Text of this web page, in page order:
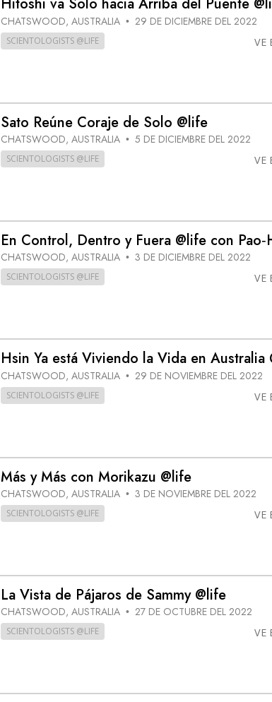
Hitoshi va Solo hacia Arriba del Puente
CHATSWOOD, AUSTRALIA • 29 DE DICIEMBRE DEL 2022
SCIENTOLOGISTS @LIFE VE
Sato Reúne Coraje de Solo @life
CHATSWOOD, AUSTRALIA • 5 DE DICIEMBRE DEL 2022
SCIENTOLOGISTS @LIFE VE
En Control, Dentro y Fuera @life con
CHATSWOOD, AUSTRALIA • 3 DE DICIEMBRE DEL 2022
SCIENTOLOGISTS @LIFE VE
Hsin Ya está Viviendo la Vida en Australia
CHATSWOOD, AUSTRALIA • 29 DE NOVIEMBRE DEL 2022
SCIENTOLOGISTS @LIFE VE
Más y Más con Morikazu @life
CHATSWOOD, AUSTRALIA • 3 DE NOVIEMBRE DEL 2022
SCIENTOLOGISTS @LIFE VE
La Vista de Pájaros de Sammy @life
CHATSWOOD, AUSTRALIA • 27 DE OCTUBRE DEL 2022
SCIENTOLOGISTS @LIFE VE